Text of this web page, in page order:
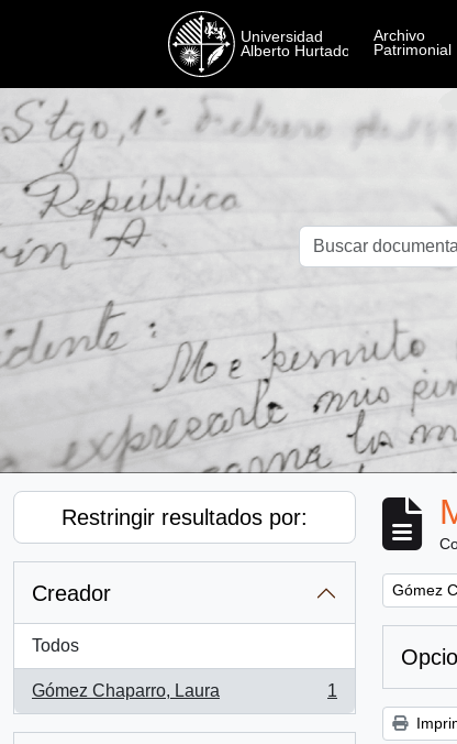
Restringir resultados por:
Creador
Todos
Gómez Chaparro, Laura
, 1 resultados
1
Remove
Gómez